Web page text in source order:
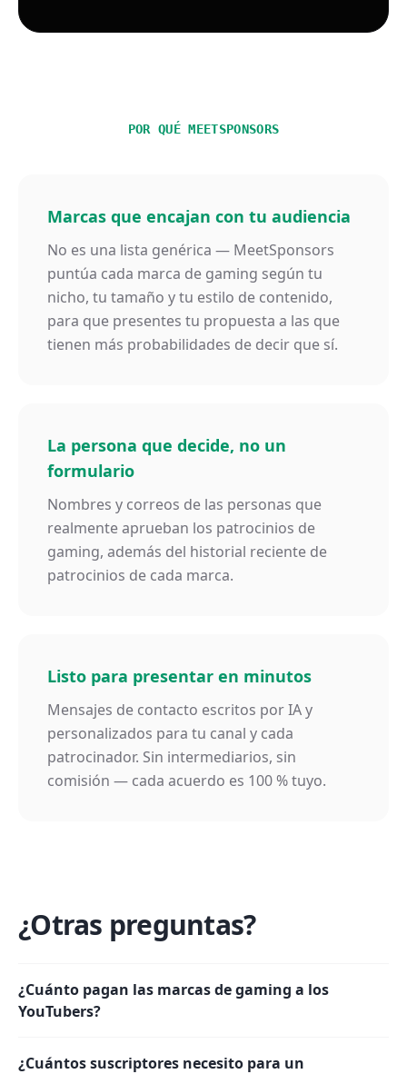
POR QUÉ MEETSPONSORS
Marcas que encajan con tu audiencia
No es una lista genérica — MeetSponsors
puntúa cada marca de gaming según tu
nicho, tu tamaño y tu estilo de contenido,
para que presentes tu propuesta a las que
tienen más probabilidades de decir que sí.
La persona que decide, no un
formulario
Nombres y correos de las personas que
realmente aprueban los patrocinios de
gaming, además del historial reciente de
patrocinios de cada marca.
Listo para presentar en minutos
Mensajes de contacto escritos por IA y
personalizados para tu canal y cada
patrocinador. Sin intermediarios, sin
comisión — cada acuerdo es 100 % tuyo.
¿Otras preguntas?
¿Cuánto pagan las marcas de gaming a los
YouTubers?
¿Cuántos suscriptores necesito para un